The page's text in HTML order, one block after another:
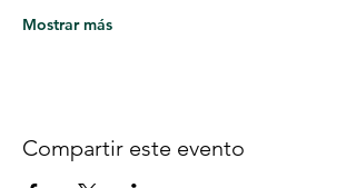
Mostrar más
Compartir este evento